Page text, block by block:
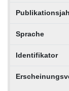
Sprache
Identifikator